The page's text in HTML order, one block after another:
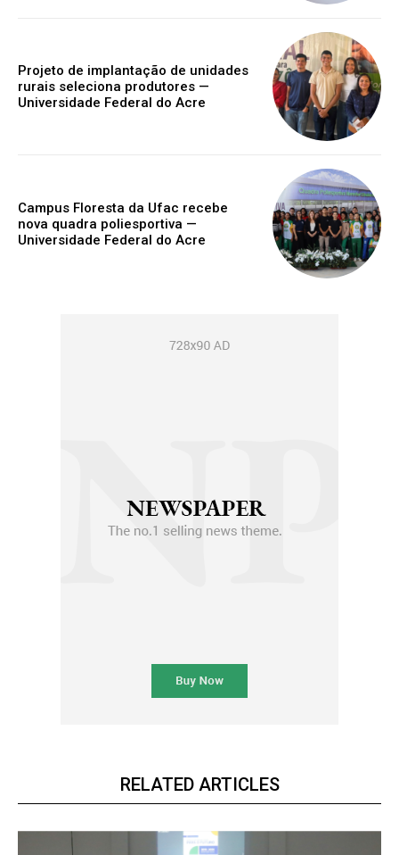
Projeto de implantação de unidades
rurais seleciona produtores —
Universidade Federal do Acre
Campus Floresta da Ufac recebe
nova quadra poliesportiva —
Universidade Federal do Acre
RELATED ARTICLES